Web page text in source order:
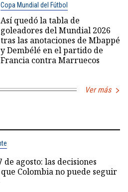
Copa Mundial del Fútbol
Así quedó la tabla de
goleadores del Mundial 2026
tras las anotaciones de Mbappé
y Dembélé en el partido de
Francia contra Marruecos
Ver más
de agosto: las decisiones
Colombia no puede seguir